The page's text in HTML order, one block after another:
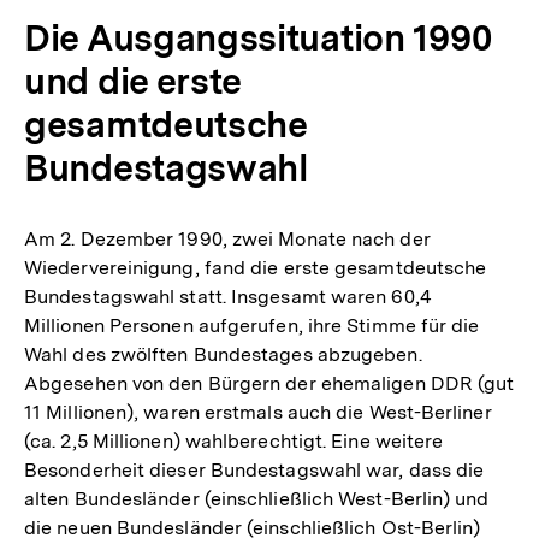
Die Ausgangssituation 1990
und die erste
gesamtdeutsche
Bundestagswahl
Am 2. Dezember 1990, zwei Monate nach der
Wiedervereinigung, fand die erste gesamtdeutsche
Bundestagswahl statt. Insgesamt waren 60,4
Millionen Personen aufgerufen, ihre Stimme für die
Wahl des zwölften Bundestages abzugeben.
Abgesehen von den Bürgern der ehemaligen DDR (gut
11 Millionen), waren erstmals auch die West-Berliner
(ca. 2,5 Millionen) wahlberechtigt. Eine weitere
Besonderheit dieser Bundestagswahl war, dass die
alten Bundesländer (einschließlich West-Berlin) und
die neuen Bundesländer (einschließlich Ost-Berlin)